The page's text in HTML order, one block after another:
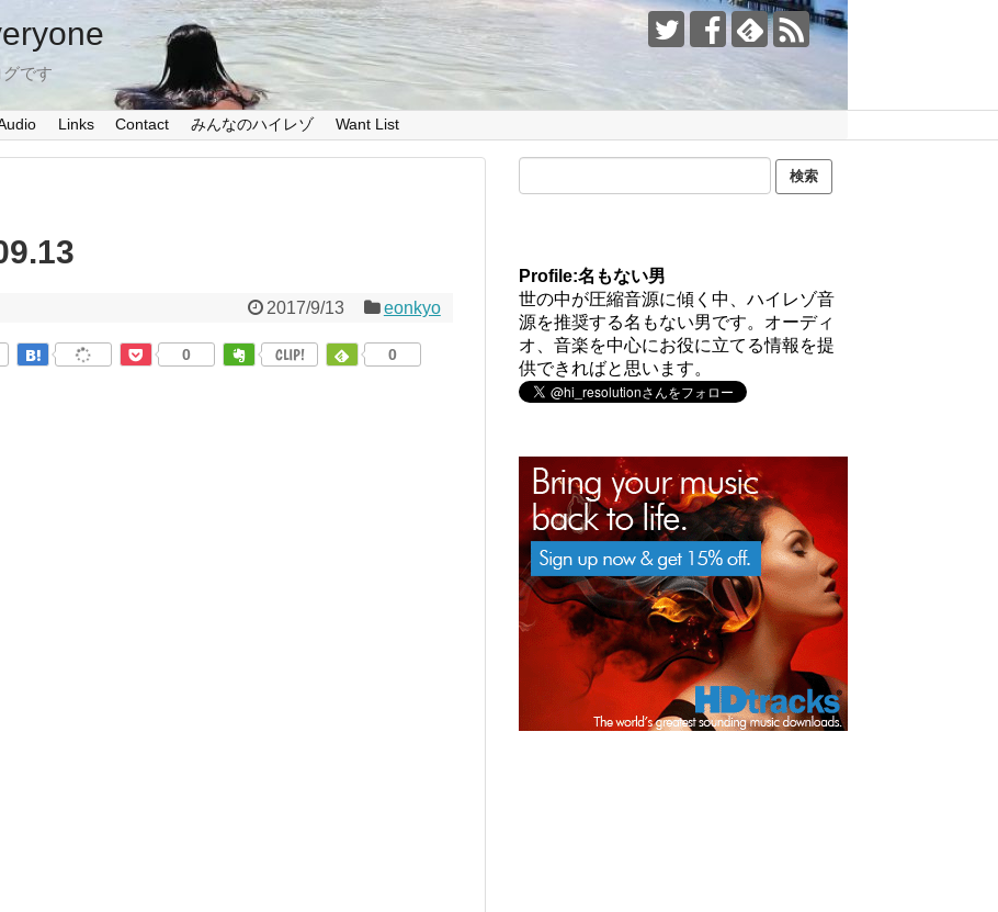
です
Links Contact みんなのハイレゾ Want List
2017/9/13 eonkyo
0 CLIP! 0
Profile:名もない男
世の中が圧縮音源に傾く中、ハイレゾ音
源を推奨する名もない男です。オーディ
オ、音楽を中心にお役に立てる情報を提
供できればと思います。